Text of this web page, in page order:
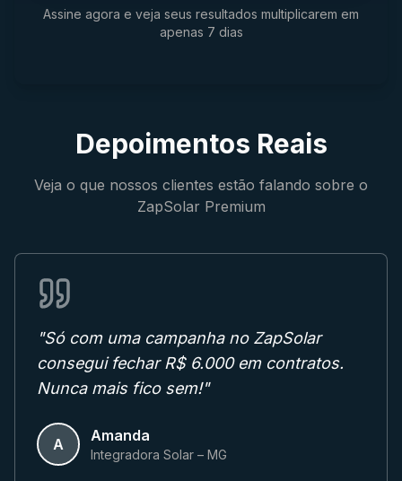
Assine agora e veja seus resultados multiplicarem em
apenas 7 dias
Depoimentos Reais
Veja o que nossos clientes estão falando sobre o
ZapSolar Premium
"Só com uma campanha no ZapSolar
consegui fechar R$ 6.000 em contratos.
Nunca mais fico sem!"
A Amanda
Integradora Solar – MG